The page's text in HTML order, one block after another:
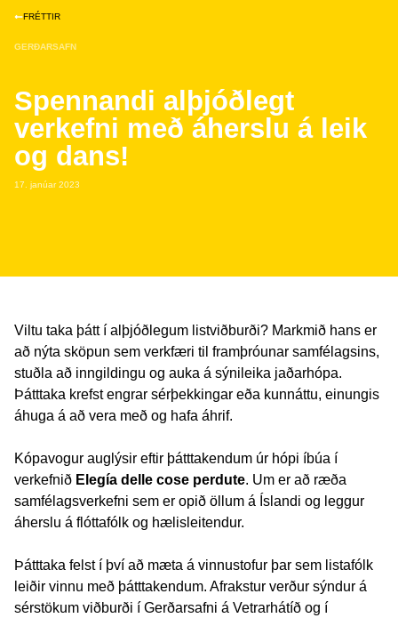
FRÉTTIR
GERÐARSAFN
Spennandi alþjóðlegt
verkefni með áherslu á leik
og dans!
17. janúar 2023
Viltu taka þátt í alþjóðlegum listviðburði? Markmið hans er
að nýta sköpun sem verkfæri til framþróunar samfélagsins,
stuðla að inngildingu og auka á sýnileika jaðarhópa.
Þátttaka krefst engrar sérþekkingar eða kunnáttu, einungis
áhuga á að vera með og hafa áhrif.
Kópavogur auglýsir eftir þátttakendum úr hópi íbúa í
verkefnið Elegía delle cose perdute. Um er að ræða
samfélagsverkefni sem er opið öllum á Íslandi og leggur
áherslu á flóttafólk og hælisleitendur.
Þátttaka felst í því að mæta á vinnustofur þar sem listafólk
leiðir vinnu með þátttakendum. Afrakstur verður sýndur á
sérstökum viðburði í Gerðarsafni á Vetrarhátíð og í